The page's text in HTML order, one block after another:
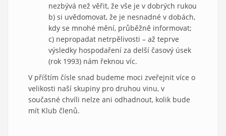
nezbývá než věřit, že vše je v dobrých rukou
b) si uvědomovat, že je nesnadné v dobách,
kdy se mnohé mění, průběžně informovat;
c) nepropadat netrpělivosti – až teprve
výsledky hospodaření za delší časový úsek
(rok 1993) nám řeknou víc.
V příštím čísle snad budeme moci zveřejnit více o
velikosti naší skupiny pro druhou vinu, v
současné chvíli nelze ani odhadnout, kolik bude
mít Klub členů.